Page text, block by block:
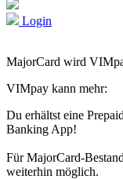
Login
MajorCard wird
VIMpay kann mehr:
Du erhältst eine
Banking App!
Für MajorCard-
weiterhin möglich.